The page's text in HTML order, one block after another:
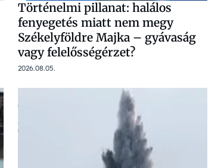
Történelmi pillanat: halálos
fenyegetés miatt nem megy
Székelyföldre Majka – gyávaság
vagy felelősségérzet?
2026.08.05.